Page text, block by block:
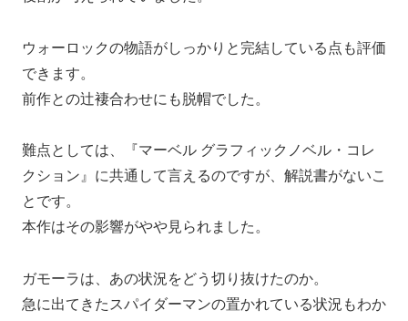
ウォーロックの物語がしっかりと完結している点も評価
できます。
前作との辻褄合わせにも脱帽でした。
難点としては、『マーベル グラフィックノベル・コレ
クション』に共通して言えるのですが、解説書がないこ
とです。
本作はその影響がやや見られました。
ガモーラは、あの状況をどう切り抜けたのか。
急に出てきたスパイダーマンの置かれている状況もわか